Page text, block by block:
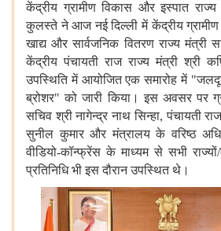
केंद्रीय ग्रामीण विकास और इस्पात राज्य
कुलस्ते ने आज नई दिल्ली में केंद्रीय ग्रामीण
खाद्य और सार्वजनिक वितरण राज्य मंत्री
केंद्रीय पंचायती राज राज्य मंत्री श्री
उपस्थिति में आयोजित एक समारोह में"
ब्रोशर"को जारी किया। इस अवसर पर
सचिव श्री नागेन्द्र नाथ सिन्हा,पंचायती
सुनील कुमार और मंत्रालय के वरिष्ठ
वीडियो-कॉन्फ्रेंस के माध्यम से सभी राज्यों/
प्रतिनिधि भी इस दौरान उपस्थित थे।